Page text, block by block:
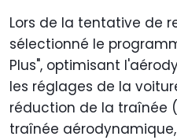
Lors de la tentative de
sélectionné le
Plus", optimisant
les réglages de la
réduction de la traînée
traînée